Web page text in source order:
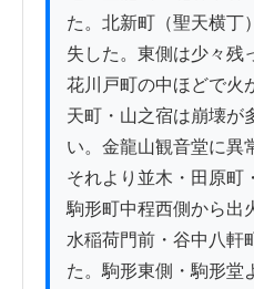
た。北新町（聖天横丁
失した。東側は少々残
花川戸町の中ほどで火
天町・山之宿は崩壊が
い。金龍山観音堂に異
それより並木・田原町
駒形町中程西側から出
水稲荷門前・谷中八軒
た。駒形東側・駒形堂